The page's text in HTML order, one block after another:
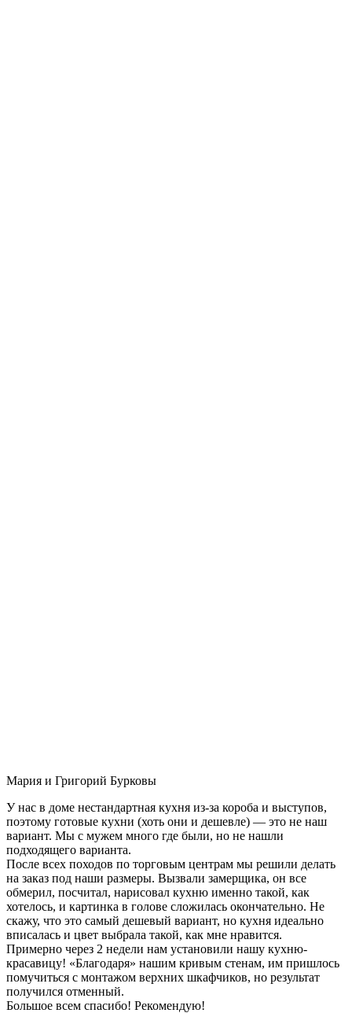
Мария и Григорий Бурковы
У нас в доме нестандартная кухня из-за короба и выступов,
поэтому готовые кухни (хоть они и дешевле) — это не наш
вариант. Мы с мужем много где были, но не нашли
подходящего варианта.
После всех походов по торговым центрам мы решили делать
на заказ под наши размеры. Вызвали замерщика, он все
обмерил, посчитал, нарисовал кухню именно такой, как
хотелось, и картинка в голове сложилась окончательно. Не
скажу, что это самый дешевый вариант, но кухня идеально
вписалась и цвет выбрала такой, как мне нравится.
Примерно через 2 недели нам установили нашу кухню-
красавицу! «Благодаря» нашим кривым стенам, им пришлось
помучиться с монтажом верхних шкафчиков, но результат
получился отменный.
Большое всем спасибо! Рекомендую!